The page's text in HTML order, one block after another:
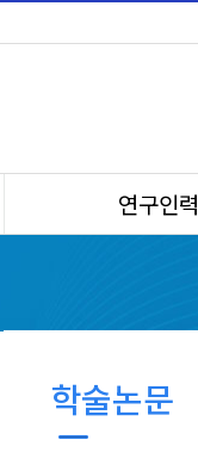
연구인력
학술논문